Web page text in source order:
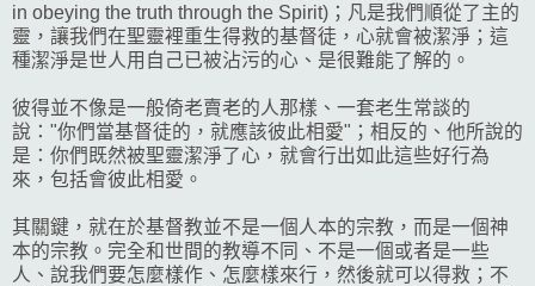
in obeying the truth through the Spirit)；凡是我們順從了主的
靈，讓我們在聖靈裡重生得救的基督徒，心就會被潔淨；這
種潔淨是世人用自己已被沾污的心、是很難能了解的。
彼得並不像是一般倚老賣老的人那樣、一套老生常談的
說："你們當基督徒的，就應該彼此相愛"；相反的、他所說的
是：你們既然被聖靈潔淨了心，就會行出如此這些好行為
來，包括會彼此相愛。
其關鍵，就在於基督教並不是一個人本的宗教，而是一個神
本的宗教。完全和世間的教導不同、不是一個或者是一些
人、說我們要怎麼樣作、怎麼樣來行，然後就可以得救；不